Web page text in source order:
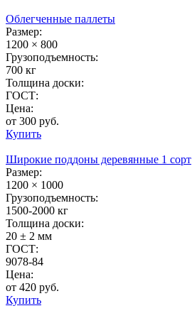
Облегченные паллеты
Размер:
1200 × 800
Грузоподъемность:
700 кг
Толщина доски:
ГОСТ:
Цена:
от 300 руб.
Купить
Широкие поддоны деревянные 1 сорт
Размер:
1200 × 1000
Грузоподъемность:
1500-2000 кг
Толщина доски:
20 ± 2 мм
ГОСТ:
9078-84
Цена:
от 420 руб.
Купить